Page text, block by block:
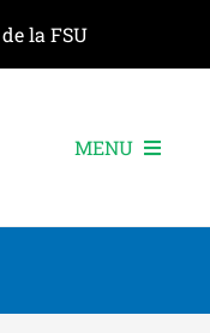
de la FSU
MENU